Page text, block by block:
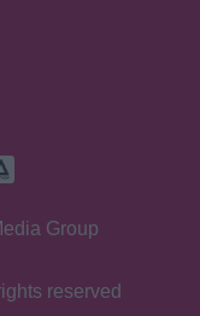
Group
reserved